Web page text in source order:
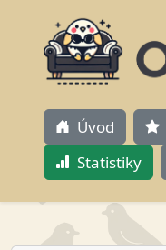
Úvod
Statistiky